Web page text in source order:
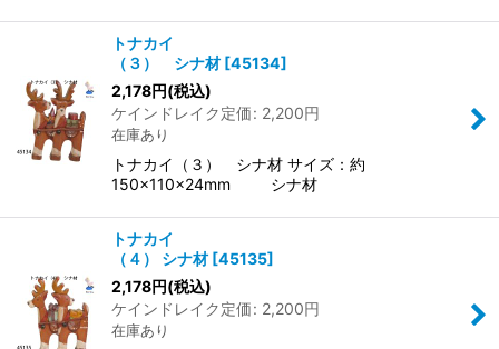
トナカイ
（３） シナ材 [45134]
2,178円(税込)
ケインドレイク定価: 2,200円
在庫あり
トナカイ（３） シナ材 サイズ：約
150×110×24mm シナ材
トナカイ
（４） シナ材 [45135]
2,178円(税込)
ケインドレイク定価: 2,200円
在庫あり